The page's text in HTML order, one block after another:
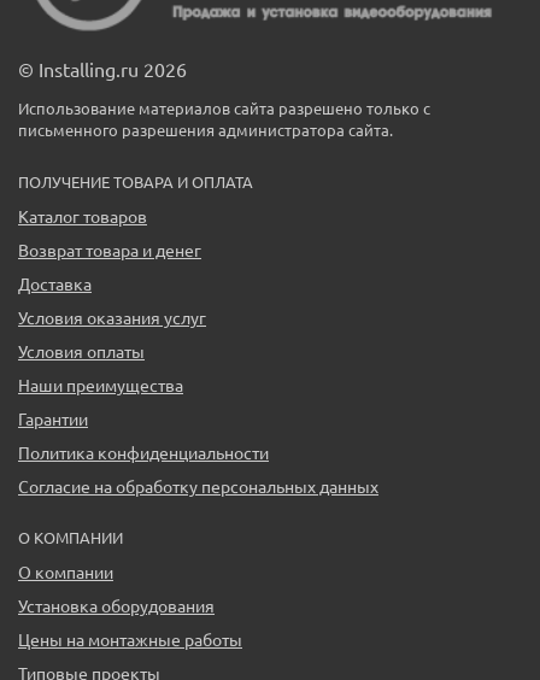
© Installing.ru 2026
Использование материалов сайта разрешено только с
письменного разрешения администратора сайта.
ПОЛУЧЕНИЕ ТОВАРА И ОПЛАТА
Каталог товаров
Возврат товара и денег
Доставка
Условия оказания услуг
Условия оплаты
Наши преимущества
Гарантии
Политика конфиденциальности
Согласие на обработку персональных данных
О КОМПАНИИ
О компании
Установка оборудования
Цены на монтажные работы
Типовые проекты